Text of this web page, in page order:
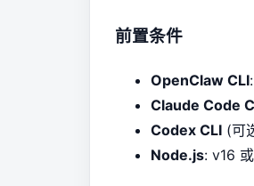
前置条件
OpenClaw CLI
Claude Code
Codex CLI (可
Node.js: v16